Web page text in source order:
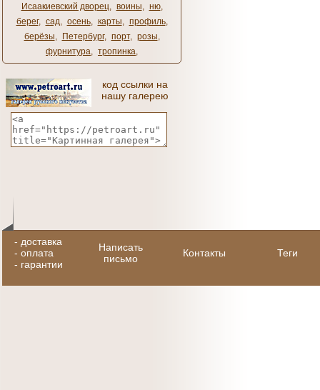
Исаакиевский дворец, воины, ню,
берег, сад, осень, карты, профиль,
берёзы, Петербург, порт, розы,
фурнитура, тропинка,
код ссылки на
нашу галерею
- доставка
- оплата
- гарантии
Написать
письмо
Контакты Теги